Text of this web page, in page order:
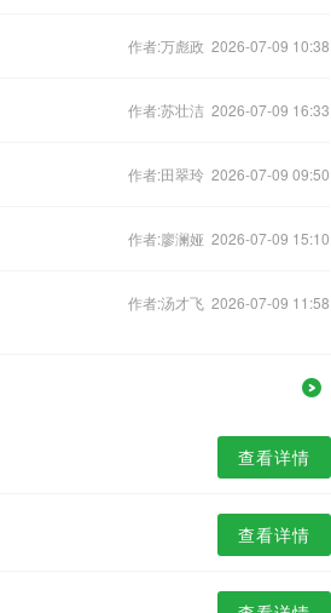
作者:万彪政 2026-07-09 10:38
作者:苏壮洁 2026-07-09 16:33
作者:田翠玲 2026-07-09 09:50
作者:廖澜娅 2026-07-09 15:10
作者:汤才飞 2026-07-09 11:58
查看详情
查看详情